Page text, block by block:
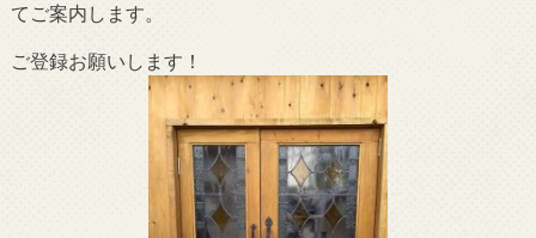
てご案内します。
ご登録お願いします！